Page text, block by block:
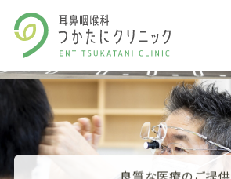
良質な医療のご提供